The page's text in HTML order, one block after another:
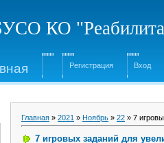
КО
ная Регистрация Вход
Главная » 2021 » Ноябрь » 22 » 7
7 игровых заданий для